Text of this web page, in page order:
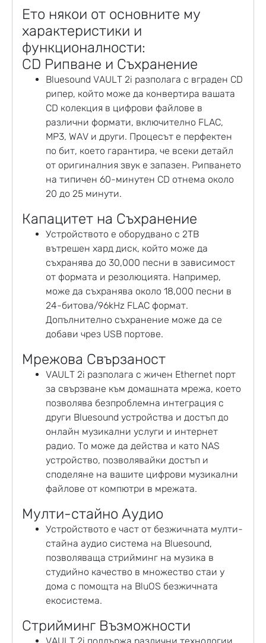
Ето някои от основните му
характеристики и
функционалности:
CD Рипване и Съхранение
Bluesound VAULT 2i разполага с вграден CD
рипер, който може да конвертира вашата
CD колекция в цифрови файлове в
различни формати, включително FLAC,
MP3, WAV и други. Процесът е перфектен
по бит, което гарантира, че всеки детайл
от оригиналния звук е запазен. Рипването
на типичен 60-минутен CD отнема около
20 до 25 минути.
Капацитет на Съхранение
Устройството е оборудвано с 2TB
вътрешен хард диск, който може да
съхранява до 30,000 песни в зависимост
от формата и резолюцията. Например,
може да съхранява около 18,000 песни в
24-битова/96kHz FLAC формат.
Допълнително съхранение може да се
добави чрез USB портове.
Мрежова Свързаност
VAULT 2i разполага с жичен Ethernet порт
за свързване към домашната мрежа, което
позволява безпроблемна интеграция с
други Bluesound устройства и достъп до
онлайн музикални услуги и интернет
радио. То може да действа и като NAS
устройство, позволявайки достъп и
споделяне на вашите цифрови музикални
файлове от компютри в мрежата.
Мулти-стайно Аудио
Устройството е част от безжичната мулти-
стайна аудио система на Bluesound,
позволяваща стрийминг на музика в
студийно качество в множество стаи у
дома с помощта на BluOS безжичната
екосистема.
Стрийминг Възможности